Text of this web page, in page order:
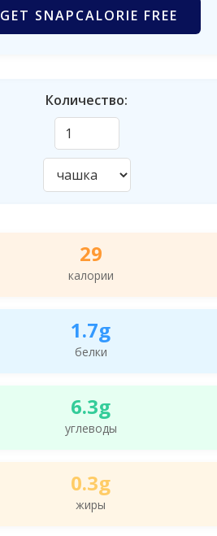
GET SNAPCALORIE FREE
Количество:
29
калории
1.7g
белки
6.3g
углеводы
0.3g
жиры